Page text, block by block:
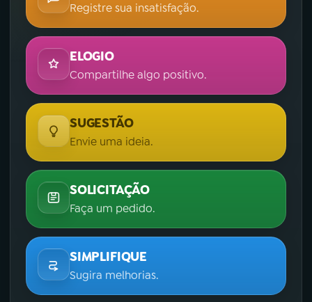
Registre sua insatisfação.
ELOGIO
Compartilhe algo positivo.
SUGESTÃO
Envie uma ideia.
SOLICITAÇÃO
Faça um pedido.
SIMPLIFIQUE
Sugira melhorias.